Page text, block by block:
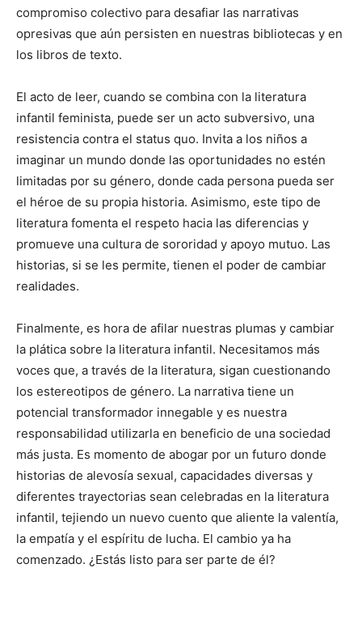
compromiso colectivo para desafiar las narrativas
opresivas que aún persisten en nuestras bibliotecas y en
los libros de texto.
El acto de leer, cuando se combina con la literatura
infantil feminista, puede ser un acto subversivo, una
resistencia contra el status quo. Invita a los niños a
imaginar un mundo donde las oportunidades no estén
limitadas por su género, donde cada persona pueda ser
el héroe de su propia historia. Asimismo, este tipo de
literatura fomenta el respeto hacia las diferencias y
promueve una cultura de sororidad y apoyo mutuo. Las
historias, si se les permite, tienen el poder de cambiar
realidades.
Finalmente, es hora de afilar nuestras plumas y cambiar
la plática sobre la literatura infantil. Necesitamos más
voces que, a través de la literatura, sigan cuestionando
los estereotipos de género. La narrativa tiene un
potencial transformador innegable y es nuestra
responsabilidad utilizarla en beneficio de una sociedad
más justa. Es momento de abogar por un futuro donde
historias de alevosía sexual, capacidades diversas y
diferentes trayectorias sean celebradas en la literatura
infantil, tejiendo un nuevo cuento que aliente la valentía,
la empatía y el espíritu de lucha. El cambio ya ha
comenzado. ¿Estás listo para ser parte de él?